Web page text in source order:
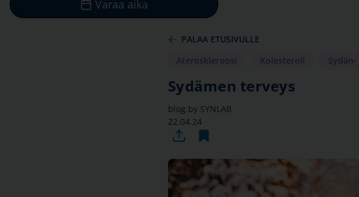
Varaa aika
PALAA ETUSIVULLE
Ateroskleroosi
Kolesteroli
Sydämen terveys
blog.by SYNLAB
22.04.24